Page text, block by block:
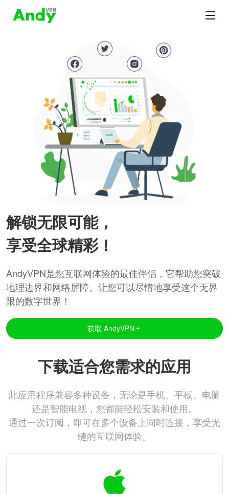
解锁无限可能，
享受全球精彩！
AndyVPN是您互联网体验的最佳伴侣，它帮助您突破
地理边界和网络屏障。让您可以尽情地享受这个无界
限的数字世界！
获取 AndyVPN
下载适合您需求的应用
此应用程序兼容多种设备，无论是手机、平板、电脑
还是智能电视，您都能轻松安装和使用。
通过一次订阅，即可在多个设备上同时连接，享受无
缝的互联网体验。